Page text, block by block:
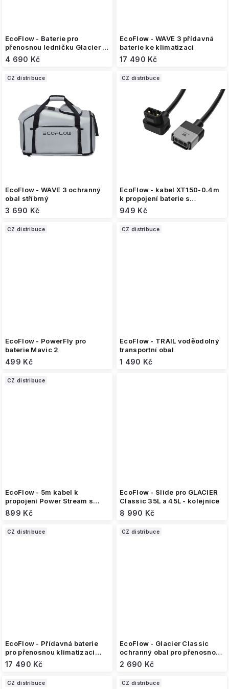
EcoFlow - Baterie pro
přenosnou ledničku Glacier a
Glacier Classic
4 690 Kč
EcoFlow - WAVE 3 přídavná
baterie ke klimatizaci
17 490 Kč
CZ distribuce
EcoFlow - WAVE 3 ochranný
obal stříbrný
3 690 Kč
CZ distribuce
EcoFlow - kabel XT150-0.4m
k propojení baterie s
Mikroinvertorem
949 Kč
CZ distribuce
EcoFlow - PowerFly pro
baterie Mavic 2
499 Kč
CZ distribuce
EcoFlow - TRAIL voděodolný
transportní obal
1 490 Kč
CZ distribuce
EcoFlow - 5m kabel k
propojení Power Stream s
elektrickou sítí - EU verze
899 Kč
EcoFlow - Slide pro GLACIER
Classic 35L a 45L - kolejnice
8 990 Kč
CZ distribuce
EcoFlow - Přídavná baterie
pro přenosnou klimatizaci
WAVE 2
17 490 Kč
CZ distribuce
EcoFlow - Glacier Classic
ochranný obal pro přenosnou
ledničku- 35 litrů
2 690 Kč
CZ distribuce CZ distribuce